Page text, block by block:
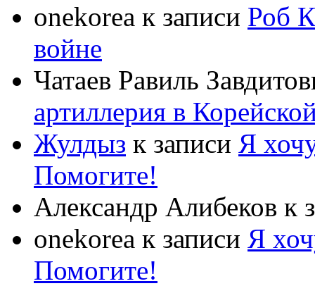
onekorea к записи Роб
войне
Чатаев Равиль
артиллерия в
Жулдыз к записи Я
Помогите!
Александр Алибеков к
onekorea к записи Я
Помогите!